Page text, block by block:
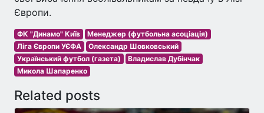
Європи.
ФК "Динамо" Київ
Менеджер (футбольна асоціація)
Ліга Європи УЄФА
Олександр Шовковський
Український футбол (газета)
Владислав Дубінчак
Микола Шапаренко
Related posts